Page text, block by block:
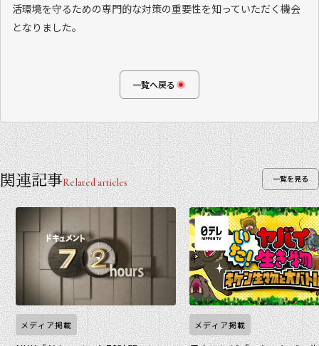
活環境を守るための専門的な対策の重要性を知っていただく機会
となりました。
一覧へ戻る
関連記事Related articles 一覧を見る
メディア掲載 メディア掲載